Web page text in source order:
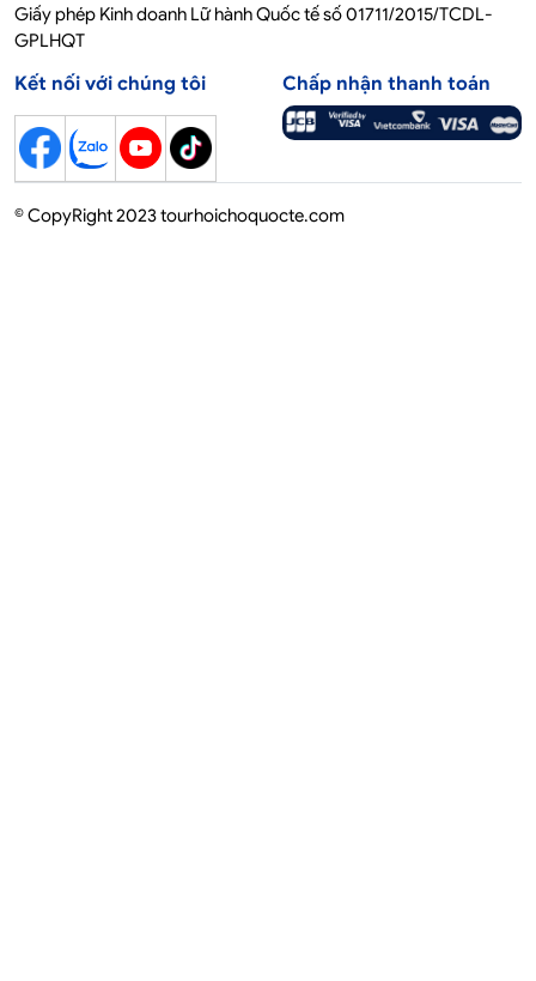
Giấy phép Kinh doanh Lữ hành Quốc tế số 01711/2015/TCDL-
GPLHQT
Kết nối với chúng tôi Chấp nhận thanh toán
© CopyRight 2023 tourhoichoquocte.com